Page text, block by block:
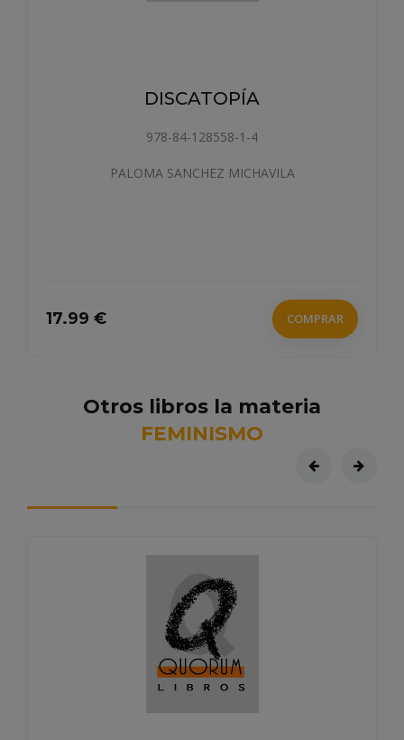
DISCATOPÍA
978-84-128558-1-4
PALOMA SANCHEZ MICHAVILA
17.99 € COMPRAR
Otros libros la materia
FEMINISMO